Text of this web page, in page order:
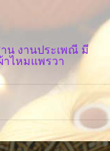
น งานประเพณี มี
ไหมแพรวา